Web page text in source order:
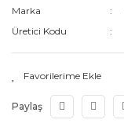
Marka
Üretici Kodu
Paylaş